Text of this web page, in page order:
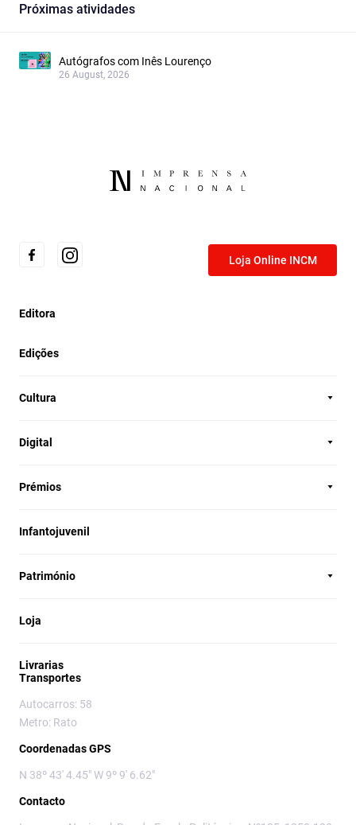
Próximas atividades
Autógrafos com Inês Lourenço
26 August, 2026
Loja Online INCM
Editora
Edições
Cultura
Digital
Prémios
Infantojuvenil
Património
Loja
Livrarias
Transportes
Autocarros: 58
Metro: Rato
Coordenadas GPS
N 38º 43' 4.45" W 9º 9' 6.62"
Contacto